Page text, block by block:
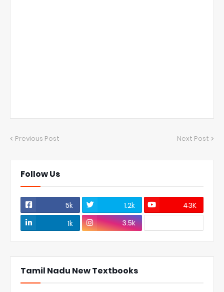
Previous Post Next Post
Follow Us
5k 1.2k
43K
1k
3.5k
Tamil Nadu New Textbooks